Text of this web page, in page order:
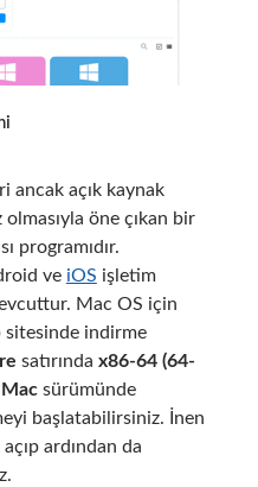
ancak açık kaynak
öne çıkan bir
programıdır.
ve iOS işletim
Mac OS için
sitesinde indirme
satırında x86-64 (64-
Macsürümünde
başlatabilirsiniz. İnen
ardından da